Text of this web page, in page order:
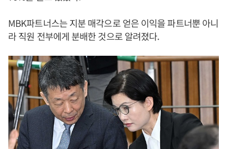
MBK파트너스는 지분 매각으로 얻은 이익을 파트너뿐 아니
라 직원 전부에게 분배한 것으로 알려졌다.